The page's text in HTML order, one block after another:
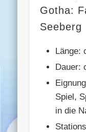
Gotha:
Seeberg
Länge:
Dauer:
Spiel,
in die